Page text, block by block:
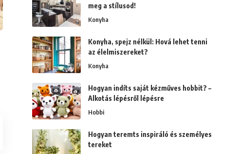
meg a stílusod!
Konyha
Konyha, spejz nélkül: Hová lehet tenni
az élelmiszereket?
Konyha
Hogyan indíts saját kézműves hobbit? –
Alkotás lépésről lépésre
Hobbi
Hogyan teremts inspiráló és személyes
tereket